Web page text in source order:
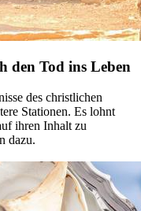
den Tod ins Leben
des christlichen
Stationen. Es lohnt
ihren Inhalt zu
dazu.